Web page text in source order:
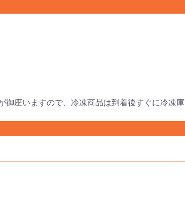
御座いますので、冷凍商品は到着後すぐに冷凍庫